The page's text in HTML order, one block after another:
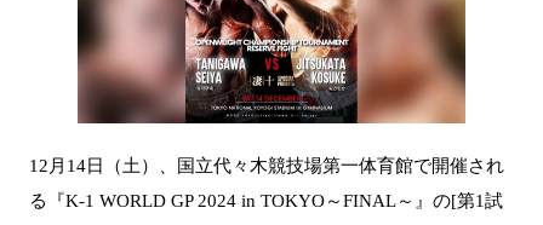
12月14日（土）、国立代々木競技場第一体育館で開催され
る『K-1 WORLD GP 2024 in TOKYO～FINAL～』の[第1試